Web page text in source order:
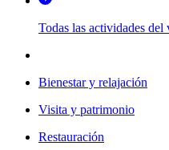
Todas las actividades del
Bienestar y relajación
Visita y patrimonio
Restauración